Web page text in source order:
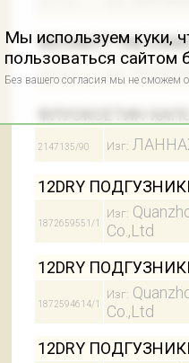
ФЕНИБУТ ТАБ
Изг:
2147135/90 Изг:
12DRY
1872659551/1
Изг:
Co.,Ltd
12DRY
1872594614/1
Изг:
Co.,Ltd
12DRY
Мы используем куки,
пользоваться сайтом
Без вашего согласия мы не сможем